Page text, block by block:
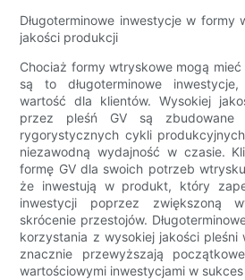
Długoterminowe inwestycje w formy
jakości produkcji
Chociaż formy wtryskowe mogą
są to długoterminowe
wartość dla klientów. Wysokiej
przez pleśń GV są zbudowane
rygorystycznych cykli
niezawodną wydajność w czasie.
formę GV dla swoich potrzeb
że inwestują w produkt, który
inwestycji poprzez zwiększoną
skrócenie przestojów.
korzystania z wysokiej jakości pleśni
znacznie przewyższają
wartościowymi inwestycjami w